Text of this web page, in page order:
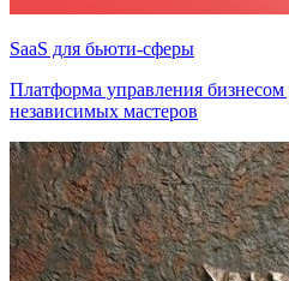
SaaS для бьюти-сферы
Платформа управления
независимых мастеров